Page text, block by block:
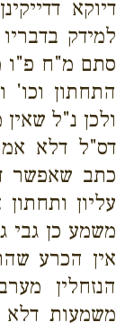
דיוקא
למידק
סתם מ"ח פ"ו
התחתון וכו'
ולכן נ"ל
דס"ל דלא
כתב שאפשר
עליון
משמע כן גבי
אין הכרע
הנזחלין
משמעות